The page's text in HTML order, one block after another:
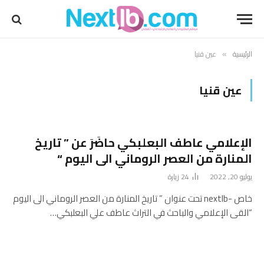
الرئيسية » عين قنيا
عين قنيا
الإعلامي عاطف البعلبكي حاضَرَ عن ” تاريخ
المنارة من العصر الروماني الى اليوم “
يوليو 20, 2022 24 زيارة
خاص -nextlb تحت عنوان ” تاريخ المنارة من العصر الروماني الى اليوم
“القى الإعلامي والباحث في التراث عاطف علي البعلبكي…